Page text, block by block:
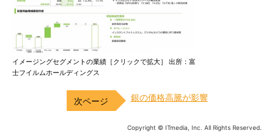
イメージングセグメントの業績［クリックで拡大］ 出所：富
士フイルムホールディングス
銀の価格高騰が影響
Copyright © ITmedia, Inc. All Rights Reserved.